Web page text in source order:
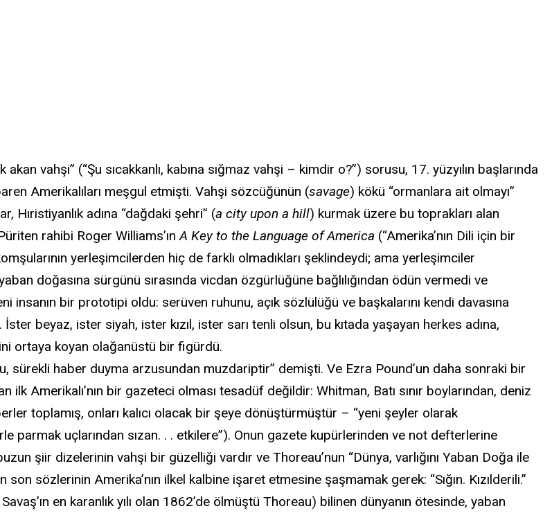
vahşi” (“Şu sıcakkanlı, kabına sığmaz vahşi – kimdir o?”) sorusu, 17. yüzyılın başlarında
Amerikalıları meşgul etmişti. Vahşi sözcüğünün (savage) kökü “ormanlara ait olmayı”
Hıristiyanlık adına “dağdaki şehri” (a city upon a hill) kurmak üzere bu toprakları alan
rahibi Roger Williams’ın A Key to the Language of America (“Amerika’nın Dili için bir
yerleşimcilerden hiç de farklı olmadıkları şeklindeydi; ama yerleşimciler
doğasına sürgünü sırasında vicdan özgürlüğüne bağlılığından ödün vermedi ve
insanın bir prototipi oldu: serüven ruhunu, açık sözlülüğü ve başkalarını kendi davasına
beyaz, ister siyah, ister kızıl, ister sarı tenli olsun, bu kıtada yaşayan herkes adına,
ortaya koyan olağanüstü bir figürdü.
sürekli haber duyma arzusundan muzdariptir” demişti. Ve Ezra Pound’un daha sonraki bir
Amerikalı’nın bir gazeteci olması tesadüf değildir: Whitman, Batı sınır boylarından, deniz
toplamış, onları kalıcı olacak bir şeye dönüştürmüştür – “yeni şeyler olarak
parmak uçlarından sızan. . . etkilere”). Onun gazete kupürlerinden ve not defterlerine
şiir dizelerinin vahşi bir güzelliği vardır ve Thoreau’nun “Dünya, varlığını Yaban Doğa ile
sözlerinin Amerika’nın ilkel kalbine işaret etmesine şaşmamak gerek: “Sığın. Kızılderili.”
en karanlık yılı olan 1862’de ölmüştü Thoreau) bilinen dünyanın ötesinde, yaban